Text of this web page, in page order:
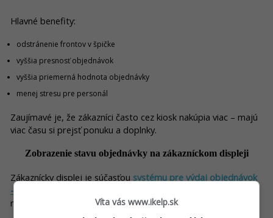
Hlavné benefity:
odstránenie frontov v špičke
vyššia presnosť objednávok
vyššia priemerná hodnota objednávky
menej stresu pre personál
Zaujímavé je, že zákazníci často cez kiosk nakúpia viac – majú
viac času si prejsť ponuku a doplnky.
Zobrazenie stavu objednávky na zákazníckom displeji
Zákaznícky displej je súčasťou systému pre výdaj objednávok
- bufetového systému
má v praxi veľký vplyv najmä vo fastfoodoch a bufetoch.
Víta vás www.ikelp.sk